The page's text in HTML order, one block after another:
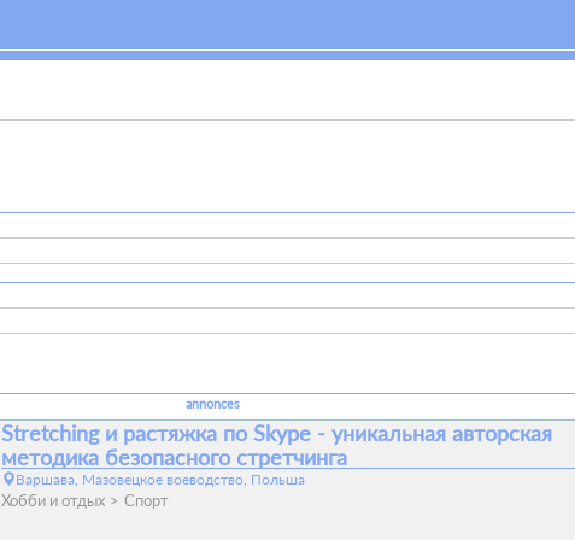
annonces
Stretching и растяжка по Skype - уникальная авторская
методика безопасного стретчинга
Варшава, Мазовецкое воеводство, Польша
Хобби и отдых Спорт